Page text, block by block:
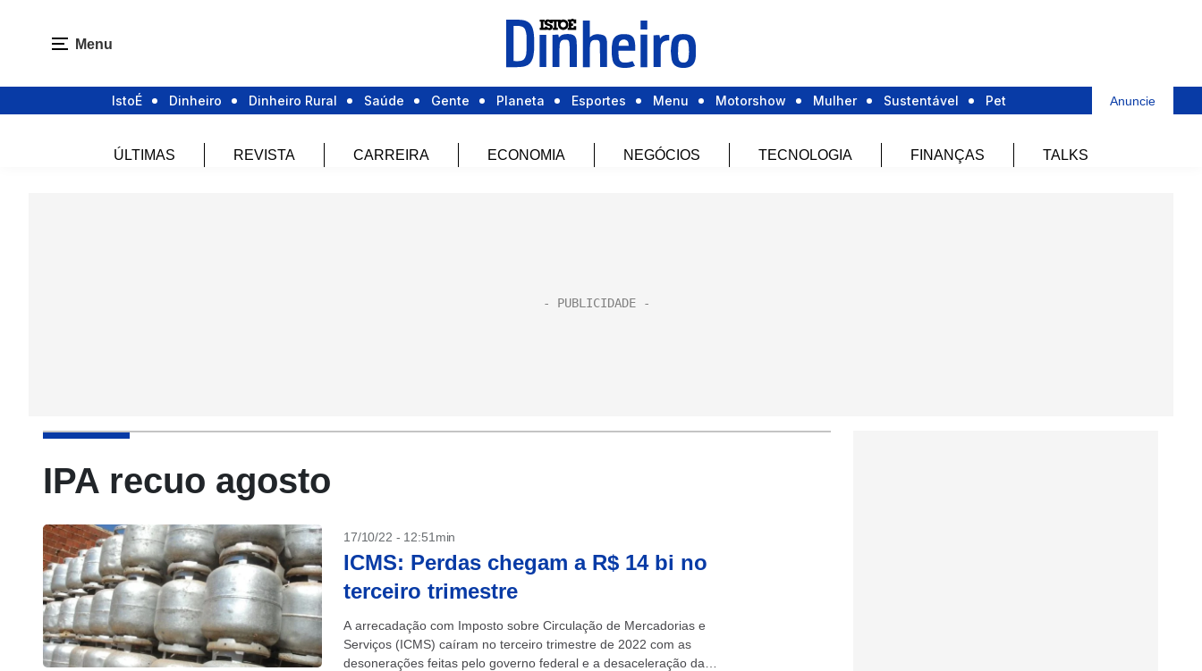
Menu
IstoÉ Dinheiro Dinheiro Rural Saúde Gente Planeta Esportes Menu Motorshow Mulher Sustentável Pet Anuncie
ÚLTIMAS REVISTA CARREIRA ECONOMIA NEGÓCIOS TECNOLOGIA FINANÇAS TALKS
IPA recuo agosto
17/10/22 - 12:51min
ICMS: Perdas chegam a R$ 14 bi no
terceiro trimestre
A arrecadação com Imposto sobre Circulação de Mercadorias e
Serviços (ICMS) caíram no terceiro trimestre de 2022 com as
desonerações feitas pelo governo federal e a desaceleração da